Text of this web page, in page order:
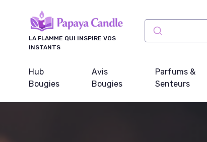
LA FLAMME QUI INSPIRE VOS
INSTANTS
Hub
Bougies
Avis
Bougies
Parfums &
Senteurs